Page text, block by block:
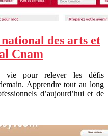
des arts et
Cnam
pour relever les défis
Apprendre tout au long
d’aujourd’hui et de